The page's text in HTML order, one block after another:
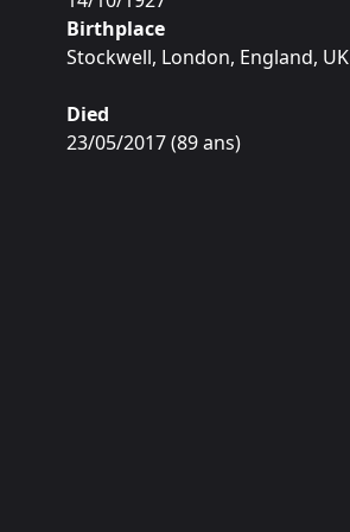
Birthplace
Stockwell, London, England, UK
Died
23/05/2017(89ans)